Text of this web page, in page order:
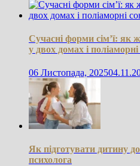
Сучасні форми сім’ї: як
у двох домах і
06 Листопада, 2025
Як підготувати дитину
психолога